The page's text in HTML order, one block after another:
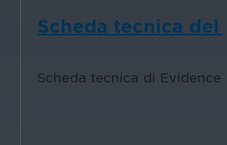
Scheda tecnica
Scheda tecnica di